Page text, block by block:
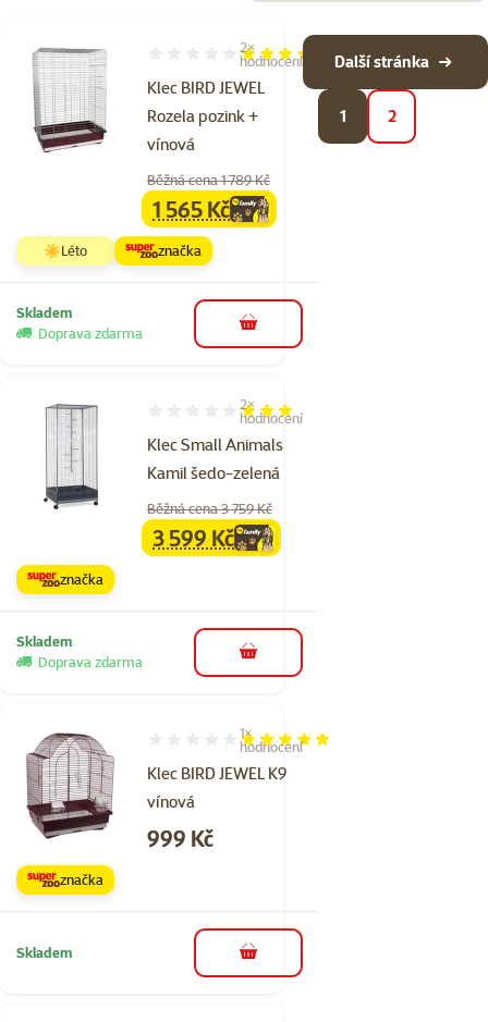
Klec BIRD JEWEL
Rozela pozink +
vínová
Hodnocení 100%, počet hodnocení: 2
2×
hodnocení
Běžná cena 1 789 Kč
familycena
1 565 Kč
☀️Léto značka
Skladem
Doprava zdarma
do košíku
Klec Small Animals
Kamil šedo-zelená
Hodnocení 60%, počet hodnocení: 2
2×
hodnocení
Běžná cena 3 759 Kč
familycena
3 599 Kč
značka
Skladem
Doprava zdarma
do košíku
Klec BIRD JEWEL K9
vínová
Hodnocení 100%, počet hodnocení: 1
1×
hodnocení
Cena
999 Kč
značka
Skladem do košíku
1 2
Další stránka